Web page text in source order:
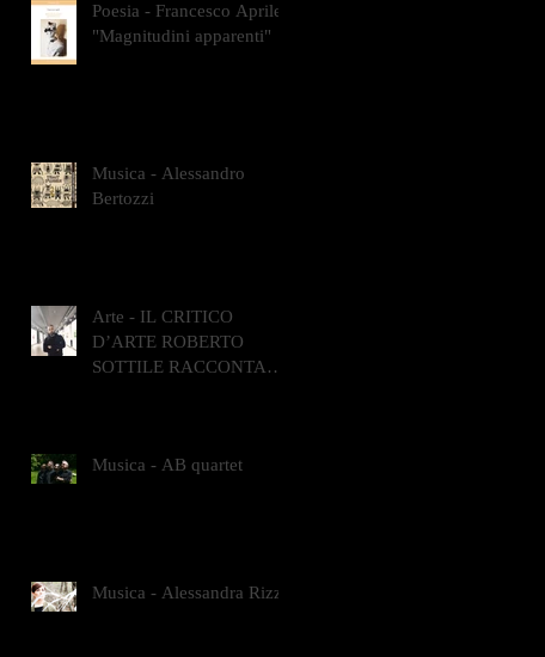
Poesia - Francesco Aprile -
"Magnitudini apparenti"
Musica - Alessandro
Bertozzi
Arte - IL CRITICO
D’ARTE ROBERTO
SOTTILE RACCONTA
Musica - AB quartet
Musica - Alessandra Rizzo